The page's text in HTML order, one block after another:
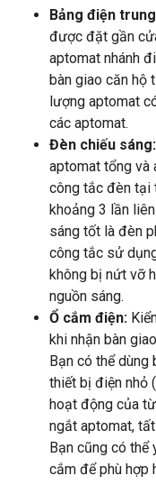
Bảng điện
được đặt gần
aptomat nhánh
bàn giao căn hộ
lượng aptomat
các aptomat.
Đèn chiếu sáng:
aptomat tổng và
công tắc đèn tại
khoảng 3 lần
sáng tốt là đèn
công tắc sử
không bị nứt vỡ
nguồn sáng.
Ổ cắm điện:
khi nhận bàn
Bạn có thể
thiết bị điện nhỏ
hoạt động của
ngắt aptomat,
Bạn cũng có thể
cắm để phù hợp